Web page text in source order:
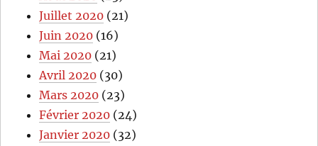
Juillet 2020 (21)
Juin 2020 (16)
Mai 2020 (21)
Avril 2020 (30)
Mars 2020 (23)
Février 2020 (24)
Janvier 2020 (32)